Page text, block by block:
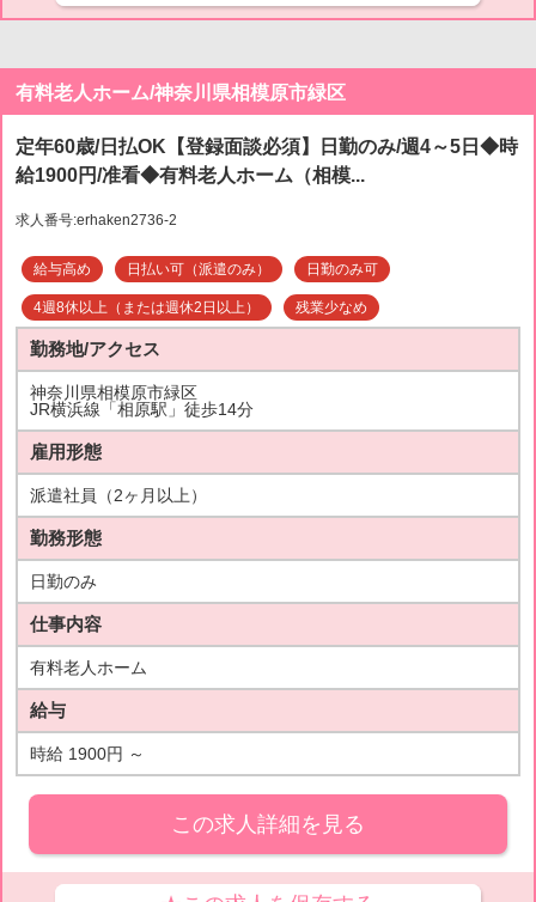
有料老人ホーム/神奈川県相模原市緑区
定年60歳/日払OK【登録面談必須】日勤のみ/週4～5日◆時
給1900円/准看◆有料老人ホーム（相模...
求人番号:erhaken2736-2
給与高め 日払い可（派遣のみ） 日勤のみ可
4週8休以上（または週休2日以上） 残業少なめ
勤務地/アクセス
神奈川県相模原市緑区
JR横浜線「相原駅」徒歩14分
雇用形態
派遣社員（2ヶ月以上）
勤務形態
日勤のみ
仕事内容
有料老人ホーム
給与
時給 1900円 ～
この求人詳細を見る